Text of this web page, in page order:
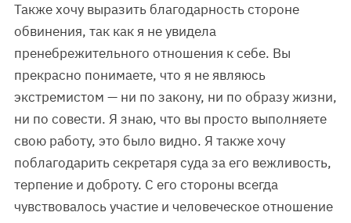
Также хочу выразить благодарность стороне
обвинения, так как я не увидела
пренебрежительного отношения к себе. Вы
прекрасно понимаете, что я не являюсь
экстремистом — ни по закону, ни по образу жизни,
ни по совести. Я знаю, что вы просто выполняете
свою работу, это было видно. Я также хочу
поблагодарить секретаря суда за его вежливость,
терпение и доброту. С его стороны всегда
чувствовалось участие и человеческое отношение